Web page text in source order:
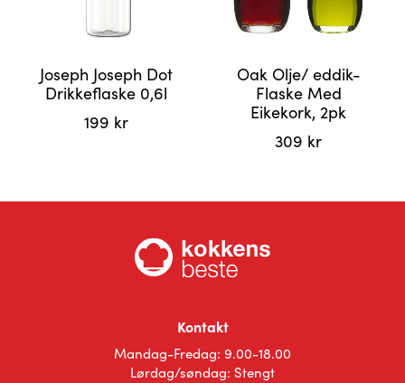
Joseph Joseph Dot
Drikkeflaske 0,6l
199 kr
Oak Olje/ eddik-
Flaske Med
Eikekork, 2pk
309 kr
Kontakt
Mandag-Fredag: 9.00-18.00
Lørdag/søndag: Stengt